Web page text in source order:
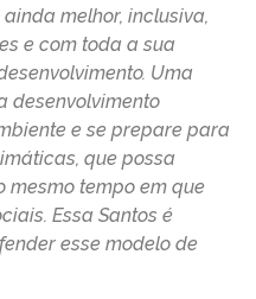
melhor, inclusiva,
e com toda a sua
Uma
desenvolvimento
e se prepare para
que possa
tempo em que
Essa Santos é
esse modelo de